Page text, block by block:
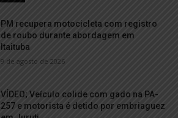
PM recupera motocicleta com registro
de roubo durante abordagem em
Itaituba
9 de agosto de 2026
VÍDEO; Veículo colide com gado na PA-
257 e motorista é detido por embriaguez